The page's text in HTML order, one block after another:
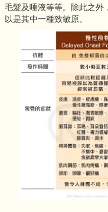
毛髮及唾液等等。除此之
以是其中一種致敏原。